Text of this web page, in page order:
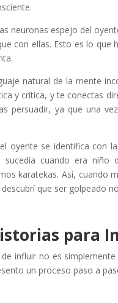
neuronas espejo del
con ellas. Esto es lo
natural de la mente
y crítica, y te conectas
persuadir, ya que una
oyente se identifica con
sucedía cuando era
karatekas. Así, cuando
que ser golpeado
para
influir no es
un proceso paso a